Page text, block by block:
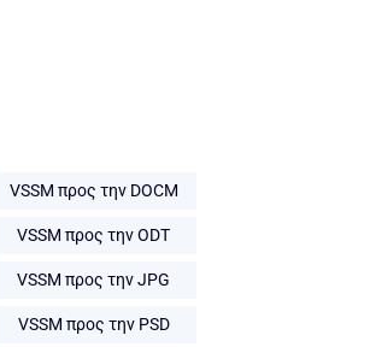
VSSM προς την DOCM
VSSM προς την ODT
VSSM προς την JPG
VSSM προς την PSD